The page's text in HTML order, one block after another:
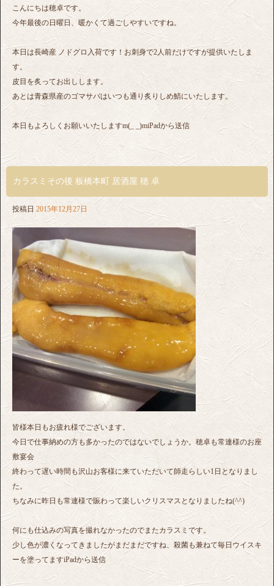
こんにちは穂卓です。
今年最後の日曜日、暖かくて過ごしやすいですね。
本日は長崎産 ノドグロ入荷です！お刺身で2人前だけですが提供いたしま
す。
皮目を炙ってお出しします。
あとは青森県産のゴマサバはいつも通り炙りしめ鯖にいたします。
本日もよろしくお願いいたしますm(_ _)miPadから送信
カラスミその後 板橋本町 居酒屋 穂 卓
投稿日 2015年12月27日
皆様本日もお疲れ様でございます。
今日で仕事納めの方も多かったのではないでしょうか。穂卓も常連様のお座
敷宴会
終わって遅い時間も沢山お客様に来ていただいて師走らしい1日となりまし
た。
ちなみに昨日も常連様で賑わって楽しいクリスマスとなりましたね(^^)
何にも仕込みの写真を撮れなかったのでまたカラスミです。
少し色が濃くなってきましたがまだまだですね、殺菌も兼ねて毎日ウイスキ
ーを塗ってますiPadから送信